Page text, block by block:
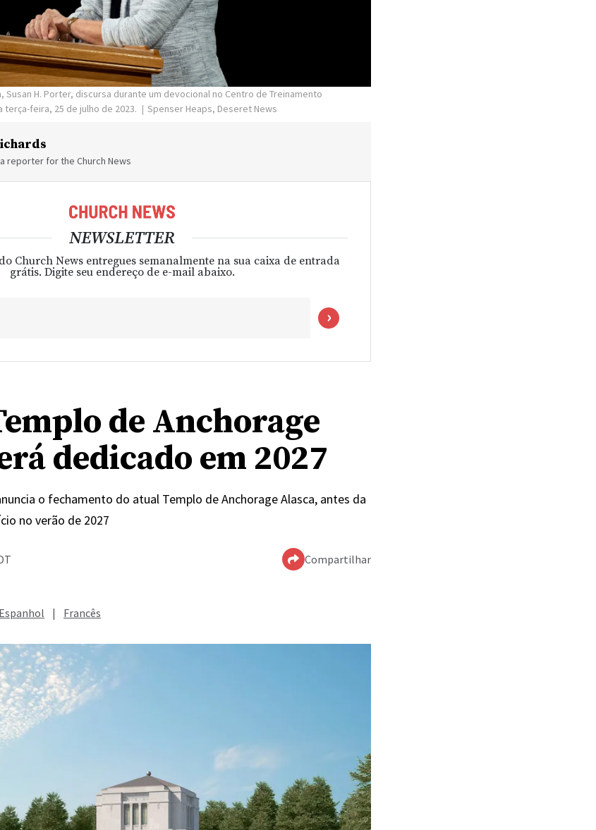
H. Porter, discursa durante um devocional no Centro de Treinamento
terça-feira, 25 de julho de 2023.
Spenser Heaps, Deseret News
reporter for the Church News
NEWSLETTER
Church News entregues semanalmente na sua caixa de entrada
grátis. Digite seu endereço de e-mail abaixo.
de Anchorage
dedicado em 2027
o fechamento do atual Templo de Anchorage Alasca, antes da
no verão de 2027
Compartilhar
Espanhol | Francês